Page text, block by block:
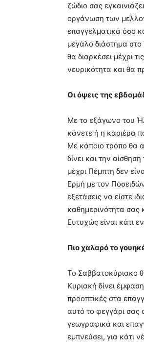
ζώδιο σας
οργάνωση των
επαγγελματικά όσο
μεγάλο διάστημα στο
θα διαρκέσει μέχρι
νευρικότητα και θα
Οι όψεις της
Με το εξάγωνο του
κάνετε ή η καριέρα
Με κάποιο τρόπο θα
δίνει και την
μέχρι Πέμπτη δεν
Ερμή με τον
εξετάσεις να είστε
καθημερινότητα σας
Ευτυχώς είναι κάτι
Πιο χαλαρό το
Το Σαββατοκύριακο
Κυριακή δίνει
προοπτικές στα
αυτό το φεγγάρι σας
γεωγραφικά και
εμπνεύσει, για κάτι